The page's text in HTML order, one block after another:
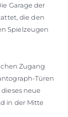
Garage der
die den
Spielzeugen
Zugang
Türen
neue
in der Mitte